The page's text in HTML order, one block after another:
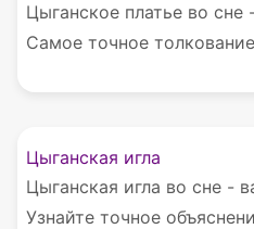
Цыганское платье во
Самое точное
Цыганская игла
Цыганская игла во сне -
Узнайте точное